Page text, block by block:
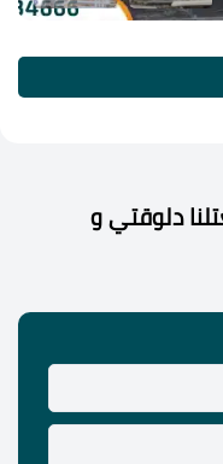
دلوقتي و